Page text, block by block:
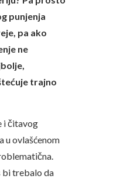
punjenja
pa ako
ne
trajno
i čitavog
u ovlašćenom
bi trebalo da